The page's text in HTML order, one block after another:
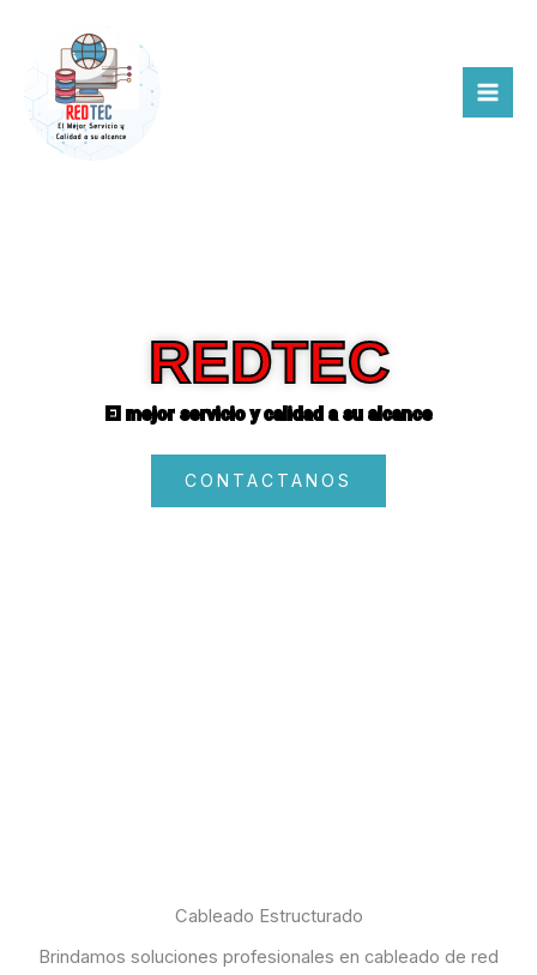
contenido
REDTEC
El mejor servicio y calidad a su alcance
CONTACTANOS
Cableado Estructurado
Brindamos soluciones profesionales en cableado de red